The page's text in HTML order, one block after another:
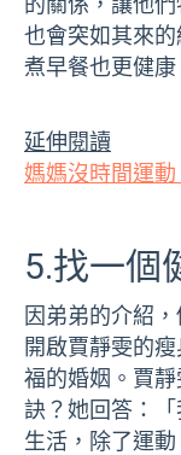
也會突如其來
煮早餐也更健康
延伸閱讀
媽媽沒時間運動
5.找一個
因弟弟的介紹
開啟賈靜雯的
福的婚姻。賈
訣？她回答：
生活，除了運